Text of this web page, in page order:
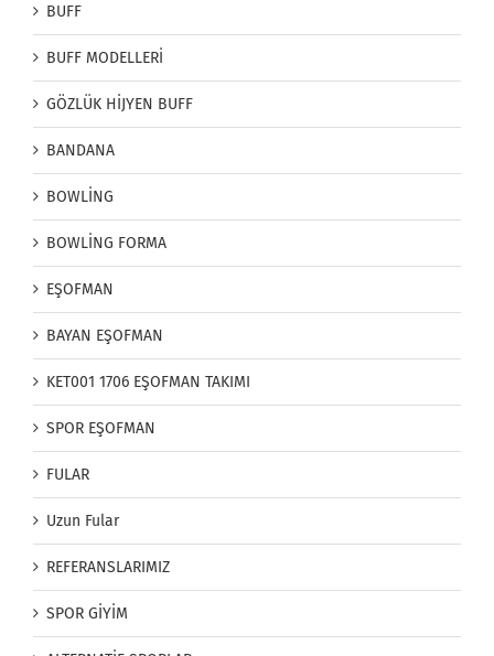
BUFF
BUFF MODELLERİ
GÖZLÜK HİJYEN BUFF
BANDANA
BOWLİNG
BOWLİNG FORMA
EŞOFMAN
BAYAN EŞOFMAN
KET001 1706 EŞOFMAN TAKIMI
SPOR EŞOFMAN
FULAR
Uzun Fular
REFERANSLARIMIZ
SPOR GİYİM